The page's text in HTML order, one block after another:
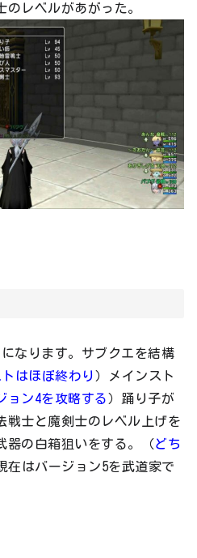
レベルがあがった。
ります。サブクエを結構
はほぼ終わり ）メインスト
ョン4を攻略する ）踊り子が
戦士と魔剣士のレベル上げを
器の白箱狙いをする。（どち
在はバージョン5を武道家で